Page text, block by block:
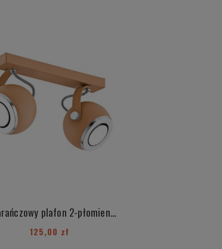
Pomarańczowy plafon 2-płomienny matowy KOS 752
125,00 zł